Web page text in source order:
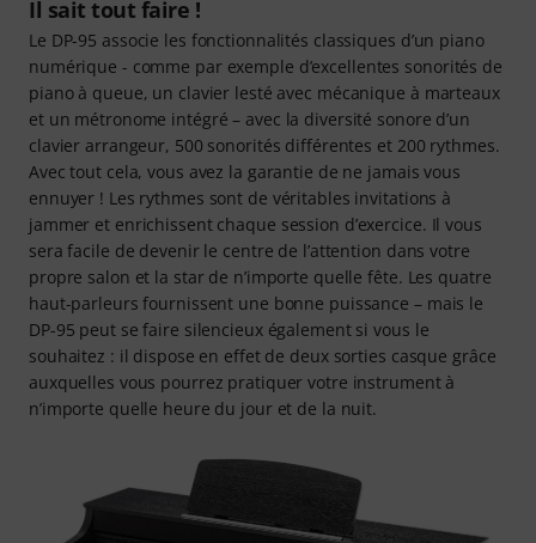
Il sait tout faire !
Le DP-95 associe les fonctionnalités classiques d’un piano
numérique - comme par exemple d’excellentes sonorités de
piano à queue, un clavier lesté avec mécanique à marteaux
et un métronome intégré – avec la diversité sonore d’un
clavier arrangeur, 500 sonorités différentes et 200 rythmes.
Avec tout cela, vous avez la garantie de ne jamais vous
ennuyer ! Les rythmes sont de véritables invitations à
jammer et enrichissent chaque session d’exercice. Il vous
sera facile de devenir le centre de l’attention dans votre
propre salon et la star de n’importe quelle fête. Les quatre
haut-parleurs fournissent une bonne puissance – mais le
DP-95 peut se faire silencieux également si vous le
souhaitez : il dispose en effet de deux sorties casque grâce
auxquelles vous pourrez pratiquer votre instrument à
n’importe quelle heure du jour et de la nuit.